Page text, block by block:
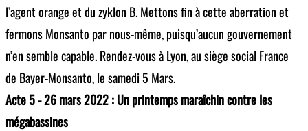
l’agent orange et du zyklon B. Mettons fin à cette aberration et
fermons Monsanto par nous-même, puisqu’aucun gouvernement
n’en semble capable. Rendez-vous à Lyon, au siège social France
de Bayer-Monsanto, le samedi 5 Mars.
Acte 5 - 26 mars 2022 : Un printemps maraîchin contre les
mégabassines